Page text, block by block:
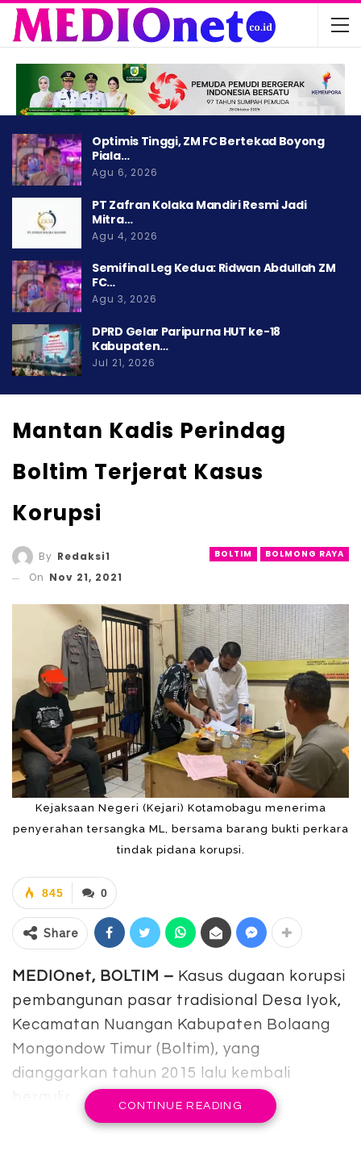
Optimis Tinggi, ZM FC Bertekad Boyong
Piala…
Agu 6, 2026
PT Zafran Kolaka Mandiri Resmi Jadi
Mitra…
Agu 4, 2026
Semifinal Leg Kedua: Ridwan Abdullah ZM
FC…
Agu 3, 2026
DPRD Gelar Paripurna HUT ke-18
Kabupaten…
Jul 21, 2026
Mantan Kadis Perindag
Boltim Terjerat Kasus
Korupsi
BOLTIM BOLMONG RAYA
By Redaksi1
On Nov 21, 2021
Kejaksaan Negeri (Kejari) Kotamobagu menerima
penyerahan tersangka ML, bersama barang bukti perkara
tindak pidana korupsi.
0
845
Share
MEDIOnet, BOLTIM – Kasus dugaan korupsi
pembangunan pasar tradisional Desa Iyok,
Kecamatan Nuangan Kabupaten Bolaang
Mongondow Timur (Boltim), yang
dianggarkan tahun 2015 lalu kembali
CONTINUE READING